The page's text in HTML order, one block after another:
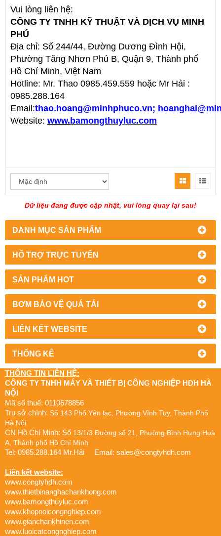
DANH MỤC SẢN PHẨM
HỔ TRỢ TRỰC TUYẾN
SẢN PHẨM HOT
BƠM BẢO VỆ QUÁ TẢI
LIÊN KẾT WEBSITE
THỐNG KÊ
Vui lòng liên hệ:
CÔNG TY TNHH KỸ THUẬT VÀ DỊCH VỤ MINH
PHÚ
Địa chỉ: Số 244/44, Đường Dương Đình Hội,
Phường Tăng Nhơn Phú B, Quận 9, Thành phố
Hồ Chí Minh, Việt Nam
Hotline: Mr. Thao 0985.459.559 hoặc Mr Hải :
0985.288.164
Email:thao.hoang@minhphuco.vn;
Website: www.bamongthuyluc.com
Dữ liệu đang được cập nhật, vui lòng quay lại sau!
THÔNG TIN LIÊN HỆ:
CÔNG TY TNHH MÁY VÀ THIẾT BỊ CÔNG NGHIỆP HDH HÀ
NỘI
Mã số thuế: 0110678856
Trụ sở chính: Số 143 Phố Yên lạc, Phường Vĩnh Tuy, Thành Phố
Hà Nội
CN Hồ Chí Minh: Số 13/1/3 Đường số 21, Phường Bình Hưng Hoà
A, Thành phố Hồ Chí Minh
Tel: 0985.288.164 Mr.Hải Email: sales@congtyhdh.com
Liên kết website:
www.congtyhdh.com
www.thietbinanghachankhong.com
www.bamongthuyluc.com
www.khopnoicongnghiep.com
www.gianchankhinen.com
www.luoicatcongnghiep.com